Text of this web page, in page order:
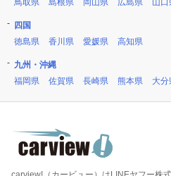
鳥取県
島根県 岡山県 広島県 山口
四国
徳島県
香川県 愛媛県 高知県
九州・沖縄
福岡県
佐賀県 長崎県 熊本県 大分